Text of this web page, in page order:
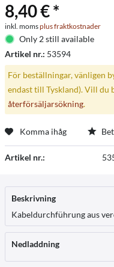
8,40 € *
inkl. momsplus fraktkostnader
Only 2 still available
Artikel nr.: 53594
För beställningar, vänligen
endast till Tyskland). Vill du
återförsäljarsökning.
Komma ihåg
Artikel nr.:
Beskrivning
Kabeldurchführung aus
Nedladdning